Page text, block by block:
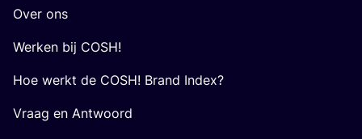
Over ons
Werken bij COSH!
Hoe werkt de COSH! Brand Index?
Vraag en Antwoord